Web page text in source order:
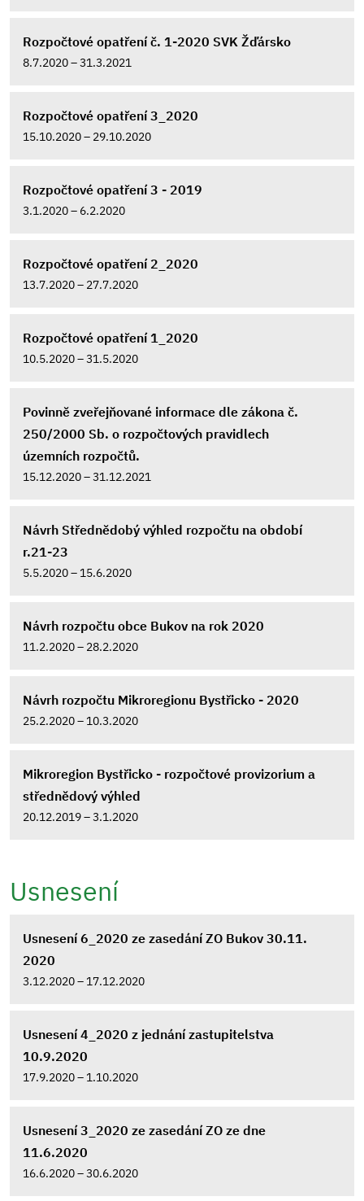
Rozpočtové opatření č. 1-2020 SVK Žďársko
8.7.2020 – 31.3.2021
Rozpočtové opatření 3_2020
15.10.2020 – 29.10.2020
Rozpočtové opatření 3 - 2019
3.1.2020 – 6.2.2020
Rozpočtové opatření 2_2020
13.7.2020 – 27.7.2020
Rozpočtové opatření 1_2020
10.5.2020 – 31.5.2020
Povinně zveřejňované informace dle zákona č.
250/2000 Sb. o rozpočtových pravidlech
územních rozpočtů.
15.12.2020 – 31.12.2021
Návrh Střednědobý výhled rozpočtu na období
r.21-23
5.5.2020 – 15.6.2020
Návrh rozpočtu obce Bukov na rok 2020
11.2.2020 – 28.2.2020
Návrh rozpočtu Mikroregionu Bystřicko - 2020
25.2.2020 – 10.3.2020
Mikroregion Bystřicko - rozpočtové provizorium a
střednědový výhled
20.12.2019 – 3.1.2020
Usnesení
Usnesení 6_2020 ze zasedání ZO Bukov 30.11.
2020
3.12.2020 – 17.12.2020
Usnesení 4_2020 z jednání zastupitelstva
10.9.2020
17.9.2020 – 1.10.2020
Usnesení 3_2020 ze zasedání ZO ze dne
11.6.2020
16.6.2020 – 30.6.2020